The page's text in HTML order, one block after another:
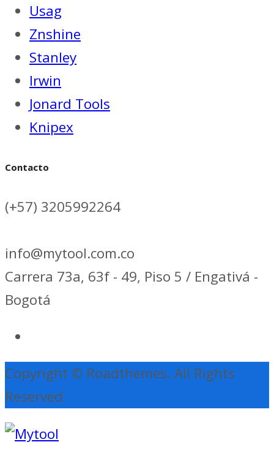
Usag
Znshine
Stanley
Irwin
Jonard Tools
Knipex
Contacto
(+57) 3205992264
info@mytool.com.co
Carrera 73a, 63f - 49, Piso 5 / Engativá -
Bogotá
Copyright © Roadthemes. All Rights
Reserved